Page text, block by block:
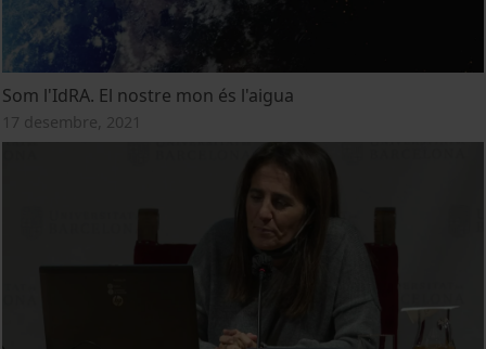
Som l'IdRA. El nostre mon és l'aigua
17 desembre, 2021